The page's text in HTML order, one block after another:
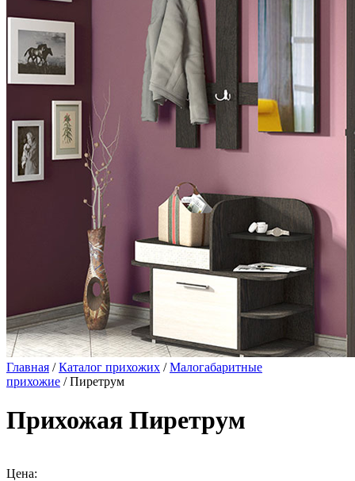
Главная /Каталог прихожих /Малогабаритные
прихожие / Пиретрум
Прихожая Пиретрум
Цена: